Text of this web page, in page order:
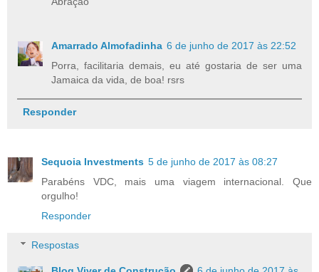
Amarrado Almofadinha 6 de junho de 2017 às 22:52
Porra, facilitaria demais, eu até gostaria de ser uma
Jamaica da vida, de boa! rsrs
Responder
Sequoia Investments 5 de junho de 2017 às 08:27
Parabéns VDC, mais uma viagem internacional. Que
orgulho!
Responder
Respostas